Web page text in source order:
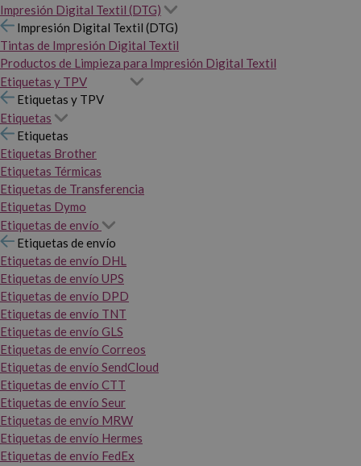
Impresión Digital Textil (DTG)
Impresión Digital Textil (DTG)
Tintas de Impresión Digital Textil
Productos de Limpieza para Impresión Digital Textil
Etiquetas y TPV
Etiquetas y TPV
Etiquetas
Etiquetas
Etiquetas Brother
Etiquetas Térmicas
Etiquetas de Transferencia
Etiquetas Dymo
Etiquetas de envío
Etiquetas de envío
Etiquetas de envío DHL
Etiquetas de envío UPS
Etiquetas de envío DPD
Etiquetas de envío TNT
Etiquetas de envío GLS
Etiquetas de envío Correos
Etiquetas de envío SendCloud
Etiquetas de envío CTT
Etiquetas de envío Seur
Etiquetas de envío MRW
Etiquetas de envío Hermes
Etiquetas de envío FedEx